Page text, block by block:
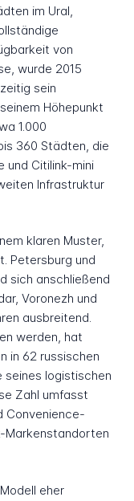
im Ural,
von
wurde 2015
sein
Höhepunkt
1.000
360 Städten, die
und Citilink-mini
Infrastruktur
klaren Muster,
Petersburg und
sich anschließend
Voronezh und
ausbreitend.
werden, hat
in 62 russischen
seines logistischen
Zahl umfasst
Convenience-
Markenstandorten
eher